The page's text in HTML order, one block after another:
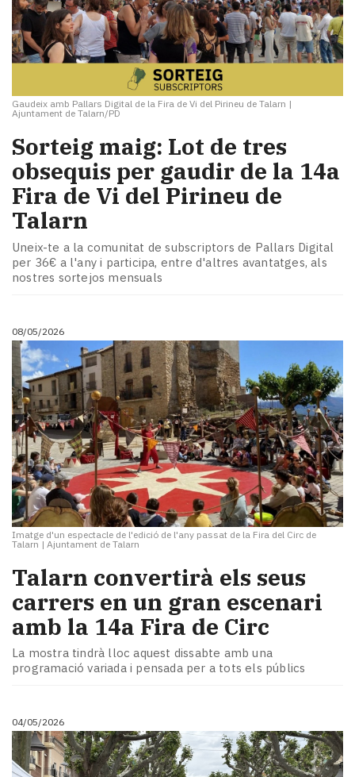
Gaudeix amb Pallars Digital de la Fira de Vi del Pirineu de Talarn |
Ajuntament de Talarn/PD
Sorteig maig: Lot de tres
obsequis per gaudir de la 14a
Fira de Vi del Pirineu de
Talarn
Uneix-te a la comunitat de subscriptors de Pallars Digital
per 36€ a l'any i participa, entre d'altres avantatges, als
nostres sortejos mensuals
08/05/2026
Imatge d'un espectacle de l'edició de l'any passat de la Fira del Circ de
Talarn | Ajuntament de Talarn
Talarn convertirà els seus
carrers en un gran escenari
amb la 14a Fira de Circ
La mostra tindrà lloc aquest dissabte amb una
programació variada i pensada per a tots els públics
04/05/2026